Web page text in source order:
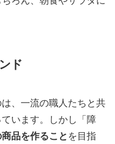
ド
、一流の職人たちと共
います。しかし「障
品を作ること を目指